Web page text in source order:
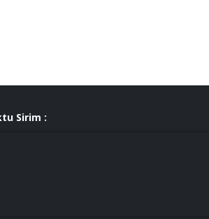
Sirim :